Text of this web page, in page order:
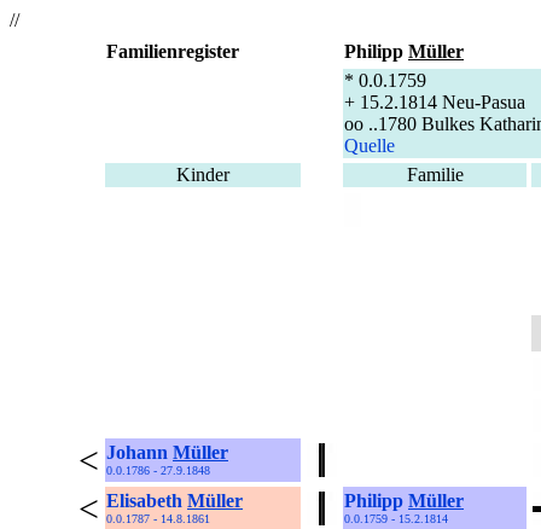
//
Familienregister
Philipp Müller
* 0.0.1759
+ 15.2.1814 Neu-Pasua
oo ..1780 Bulkes
Quelle
Kinder
Familie
< Johann Müller
0.0.1786 - 27.9.1848
< Elisabeth Müller
0.0.1787 - 14.8.1861
Philipp Müller
0.0.1759 - 15.2.1814